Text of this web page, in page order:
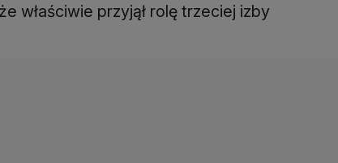
właściwie przyjął rolę trzeciej izby